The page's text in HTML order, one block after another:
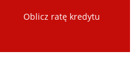
Oblicz ratę kredytu